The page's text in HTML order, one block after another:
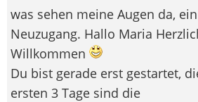
was sehen meine Augen da, ein
Neuzugang. Hallo Maria
Willkommen
Du bist gerade erst gestartet,
ersten 3 Tage sind die